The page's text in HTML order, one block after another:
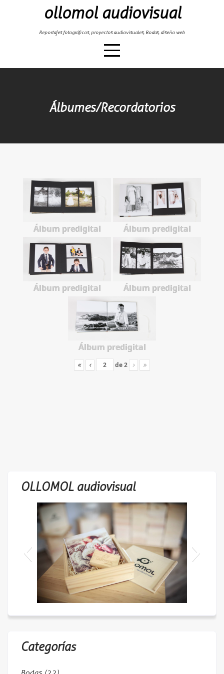
ollomol audiovisual
Reportajes fotográficos, proyectos audiovisuales, Bodas, diseño web
Álbumes/Recordatorios
Álbum predigital Álbum predigital
Álbum predigital Álbum predigital
Álbum predigital
« ‹ de2 › »
OLLOMOL audiovisual
4298904_o
Categorías